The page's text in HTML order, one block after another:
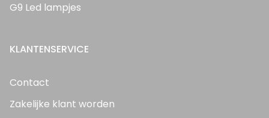
G9 Led lampjes
KLANTENSERVICE
Contact
Zakelijke klant worden